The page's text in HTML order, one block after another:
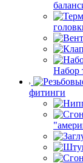
Набор
фитинги